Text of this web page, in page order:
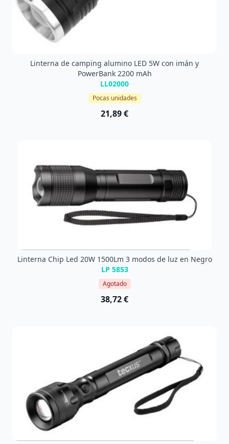
Linterna de camping alumino LED 5W con imán y
PowerBank 2200 mAh
LL02000
Pocas unidades
21,89 €
Linterna Chip Led 20W 1500Lm 3 modos de luz en Negro
LP 5853
Agotado
38,72 €